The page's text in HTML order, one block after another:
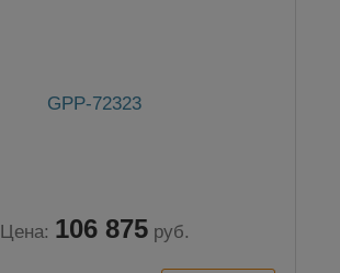
GPP-72323
Цена: 106 875 руб.